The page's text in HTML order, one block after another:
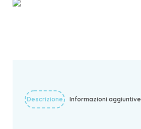
Descrizione Informazioni aggiuntive